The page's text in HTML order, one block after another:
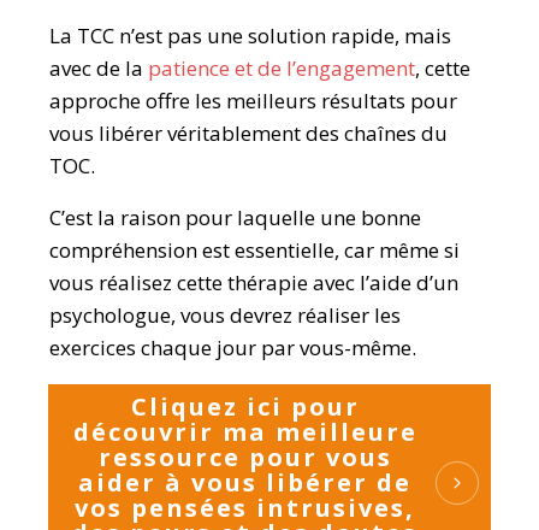
La TCC n’est pas une solution rapide, mais
avec de la patience et de l’engagement, cette
approche offre les meilleurs résultats pour
vous libérer véritablement des chaînes du
TOC.
C’est la raison pour laquelle une bonne
compréhension est essentielle, car même si
vous réalisez cette thérapie avec l’aide d’un
psychologue, vous devrez réaliser les
exercices chaque jour par vous-même.
Cliquez ici pour
découvrir ma meilleure
ressource pour vous
aider à vous libérer de
vos pensées intrusives,